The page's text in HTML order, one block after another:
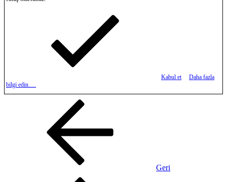
Kabul et
Daha fazla
bilgi edin.…
Geri